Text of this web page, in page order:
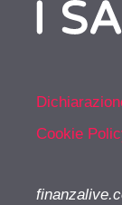
Cookie